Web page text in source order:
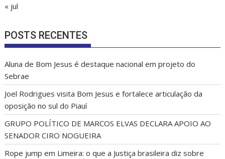
« jul
POSTS RECENTES
Aluna de Bom Jesus é destaque nacional em projeto do
Sebrae
Joel Rodrigues visita Bom Jesus e fortalece articulação da
oposição no sul do Piauí
GRUPO POLÍTICO DE MARCOS ELVAS DECLARA APOIO AO
SENADOR CIRO NOGUEIRA
Rope jump em Limeira: o que a Justiça brasileira diz sobre